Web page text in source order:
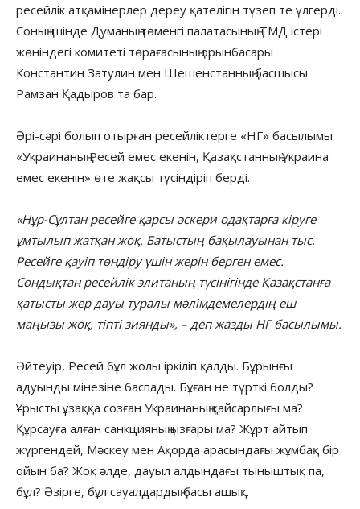
ресейлік атқамінерлер дереу қателігін түзеп те үлгерді.
Соның ішінде Думаның төменгі палатасының ТМД істері
жөніндегі комитеті төрағасының орынбасары
Константин Затулин мен Шешенстанның басшысы
Рамзан Қадыров та бар.
Әрі-сәрі болып отырған ресейліктерге «НГ» басылымы
«Украинаның Ресей емес екенін, Қазақстанның Украина
емес екенін» өте жақсы түсіндіріп берді.
«Нұр-Сұлтан ресейге қарсы әскери одақтарға кіруге
ұмтылып жатқан жоқ. Батыстың бақылауынан тыс.
Ресейге қауіп төндіру үшін жерін берген емес.
Сондықтан ресейлік элитаның түсінігінде Қазақстанға
қатысты жер дауы туралы мәлімдемелердің еш
маңызы жоқ, тіпті зиянды», – деп жазды НГ басылымы.
Әйтеуір, Ресей бұл жолы іркіліп қалды. Бұрынғы
адуынды мінезіне баспады. Бұған не түрткі болды?
Ұрысты ұзаққа созған Украинаның қайсарлығы ма?
Құрсауға алған санкцияның ызғары ма? Жұрт айтып
жүргендей, Мәскеу мен Ақорда арасындағы жұмбақ бір
ойын ба? Жоқ әлде, дауыл алдындағы тыныштық па,
бұл? Әзірге, бұл сауалдардың басы ашық.